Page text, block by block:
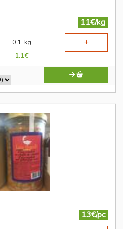
11€/kg
0.1 kg +
1.1€
13€/pc